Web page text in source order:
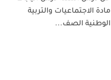
مادة الاجتماعيات والتربية
الوطنية الصف...